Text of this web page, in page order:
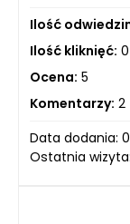
Ilość
Ilość kliknięć: 0
Ocena: 5
Komentarzy: 2
Data dodania:
Ostatnia